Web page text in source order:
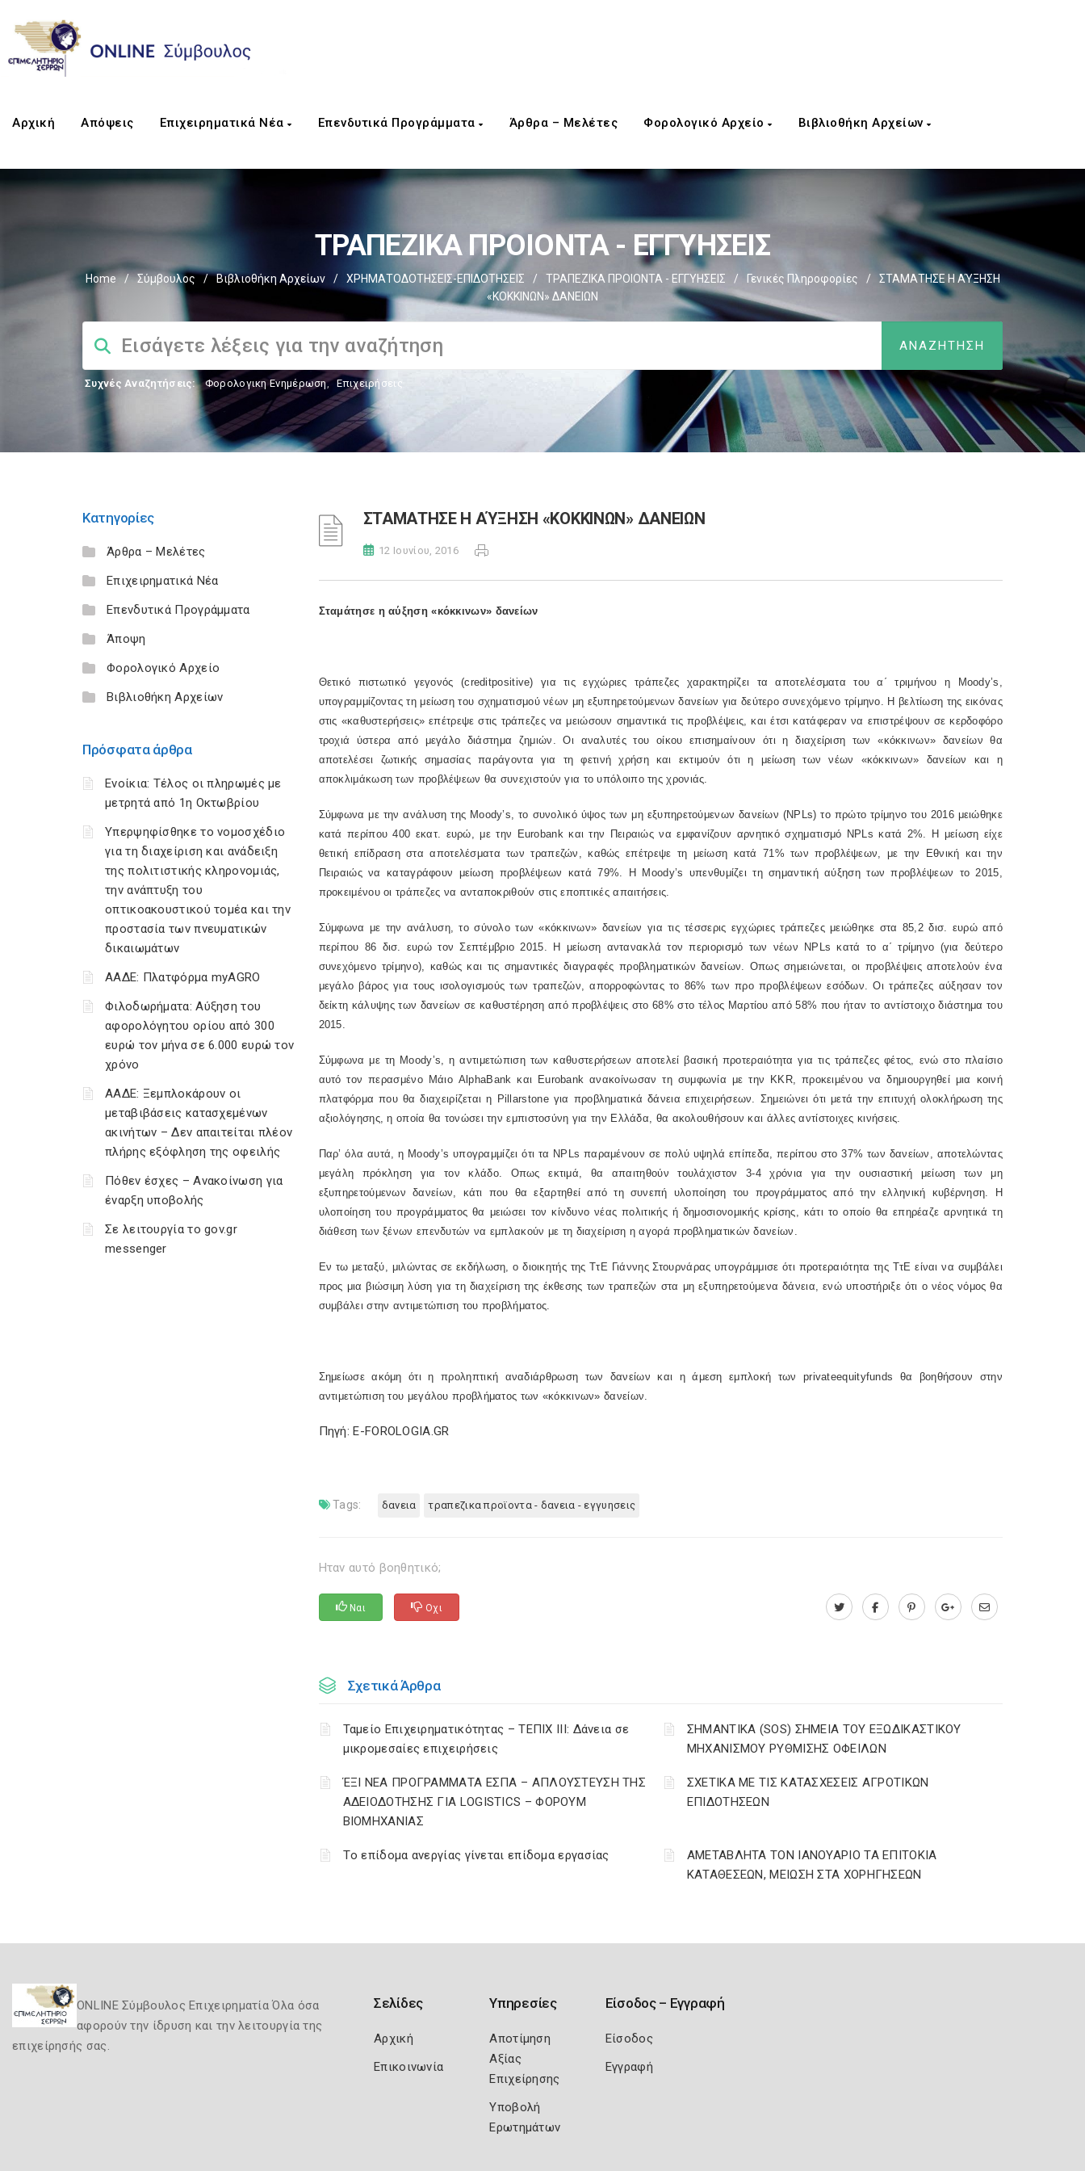
Αρχική Απόψεις Επιχειρηματικά Νέα Επενδυτικά Προγράμματα Άρθρα – Μελέτες Φορολογικό Αρχείο Βιβλιοθήκη Αρχείων
ΤΡΑΠΕΖΙΚΑ ΠΡΟΙΟΝΤΑ - ΕΓΓΥΗΣΕΙΣ
Home / Σύμβουλος / Βιβλιοθήκη Αρχείων / ΧΡΗΜΑΤΟΔΟΤΗΣΕΙΣ-ΕΠΙΔΟΤΗΣΕΙΣ / ΤΡΑΠΕΖΙΚΑ ΠΡΟΙΟΝΤΑ - ΕΓΓΥΗΣΕΙΣ / Γενικές Πληροφορίες /
ΣΤΑΜΑΤΗΣΕ Η ΑΎΞΗΣΗ
«ΚΟΚΚΙΝΩΝ» ΔΑΝΕΙΩΝ
Συχνές Αναζητήσεις: Φορολογικη Ενημέρωση, Επιχειρήσεις
Κατηγορίες
Άρθρα – Μελέτες
Επιχειρηματικά Νέα
Επενδυτικά Προγράμματα
Άποψη
Φορολογικό Αρχείο
Βιβλιοθήκη Αρχείων
Πρόσφατα άρθρα
Ενοίκια: Τέλος οι πληρωμές με
μετρητά από 1η Οκτωβρίου
Υπερψηφίσθηκε το νομοσχέδιο
για τη διαχείριση και ανάδειξη
της πολιτιστικής κληρονομιάς,
την ανάπτυξη του
οπτικοακουστικού τομέα και την
προστασία των πνευματικών
δικαιωμάτων
ΑΑΔΕ: Πλατφόρμα myAGRO
Φιλοδωρήματα: Αύξηση του
αφορολόγητου ορίου από 300
ευρώ τον μήνα σε 6.000 ευρώ τον
χρόνο
ΑΑΔΕ: Ξεμπλοκάρουν οι
μεταβιβάσεις κατασχεμένων
ακινήτων – Δεν απαιτείται πλέον
πλήρης εξόφληση της οφειλής
Πόθεν έσχες – Ανακοίνωση για
έναρξη υποβολής
Σε λειτουργία το gov.gr
messenger
ΣΤΑΜΑΤΗΣΕ Η ΑΎΞΗΣΗ «ΚΟΚΚΙΝΩΝ» ΔΑΝΕΙΩΝ
12 Ιουνίου, 2016
Σταμάτησε η αύξηση «κόκκινων» δανείων
Θετικό πιστωτικό γεγονός (creditpositive) για τις εγχώριες τράπεζες χαρακτηρίζει τα αποτελέσματα του α΄ τριμήνου η Moody’s ,
υπογραμμίζοντας τη μείωση του σχηματισμού νέων μη εξυπηρετούμενων δανείων για δεύτερο συνεχόμενο τρίμηνο. Η βελτίωση της εικόνας
στις «καθυστερήσεις» επέτρεψε στις τράπεζες να μειώσουν σημαντικά τις προβλέψεις, και έτσι κατάφεραν να επιστρέψουν σε κερδοφόρο
τροχιά ύστερα από μεγάλο διάστημα ζημιών. Οι αναλυτές του οίκου επισημαίνουν ότι η διαχείριση των «κόκκινων» δανείων θα
αποτελέσει ζωτικής σημασίας παράγοντα για τη φετινή χρήση και εκτιμούν ότι η μείωση των νέων «κόκκινων» δανείων και η
αποκλιμάκωση των προβλέψεων θα συνεχιστούν για το υπόλοιπο της χρονιάς.
Σύμφωνα με την ανάλυση της Moody’s, το συνολικό ύψος των μη εξυπηρετούμενων δανείων (NPLs) το πρώτο τρίμηνο του 2016 μειώθηκε
κατά περίπου 400 εκατ. ευρώ, με την
Eurobankκαι την Πειραιώς να εμφανίζουν αρνητικό σχηματισμό NPLs κατά 2%. Η μείωση είχε
θετική επίδραση στα αποτελέσματα των τραπεζών, καθώς επέτρεψε τη μείωση κατά 71% των προβλέψεων, με την Εθνική και την
Πειραιώς να καταγράφουν μείωση προβλέψεων κατά 79%. Η
Moody’s υπενθυμίζει τη σημαντική αύξηση των προβλέψεων το 2015,
προκειμένου οι τράπεζες να ανταποκριθούν στις εποπτικές απαιτήσεις.
Σύμφωνα με την ανάλυση, το σύνολο των «κόκκινων» δανείων για τις τέσσερις εγχώριες τράπεζες μειώθηκε στα 85,2 δισ. ευρώ από
περίπου 86 δισ. ευρώ τον Σεπτέμβριο 2015. Η μείωση αντανακλά τον περιορισμό των νέων
NPLs κατά το α΄ τρίμηνο (για δεύτερο
συνεχόμενο τρίμηνο), καθώς και τις σημαντικές διαγραφές προβληματικών δανείων. Οπως σημειώνεται, οι προβλέψεις αποτελούν ένα
μεγάλο βάρος για τους ισολογισμούς των τραπεζών, απορροφώντας το 86% των προ προβλέψεων εσόδων. Οι τράπεζες αύξησαν τον
δείκτη κάλυψης των δανείων σε καθυστέρηση από προβλέψεις στο 68% στο τέλος Μαρτίου από 58% που ήταν το αντίστοιχο διάστημα του
2015.
Σύμφωνα με τη Moody’s, η αντιμετώπιση των καθυστερήσεων αποτελεί βασική προτεραιότητα για τις τράπεζες φέτος, ενώ στο πλαίσιο
αυτό τον περασμένο Μάιο AlphaBank και Eurobank ανακοίνωσαν τη συμφωνία με την KKR, προκειμένου να δημιουργηθεί μια κοινή
πλατφόρμα που θα διαχειρίζεται η Pillarstoneγια προβληματικά δάνεια επιχειρήσεων. Σημειώνει ότι μετά την επιτυχή ολοκλήρωση της
αξιολόγησης, η οποία θα τονώσει την εμπιστοσύνη για την Ελλάδα, θα ακολουθήσουν και άλλες αντίστοιχες κινήσεις.
Παρ’ όλα αυτά, η Moody’s υπογραμμίζει ότι τα NPLs παραμένουν σε πολύ υψηλά επίπεδα, περίπου στο 37% των δανείων, αποτελώντας
μεγάλη πρόκληση για τον κλάδο. Οπως εκτιμά, θα απαιτηθούν τουλάχιστον 3-4 χρόνια για την ουσιαστική μείωση των μη
εξυπηρετούμενων δανείων, κάτι που θα εξαρτηθεί από τη συνεπή υλοποίηση του προγράμματος από την ελληνική κυβέρνηση. Η
υλοποίηση του προγράμματος θα μειώσει τον κίνδυνο νέας πολιτικής ή δημοσιονομικής κρίσης, κάτι το οποίο θα επηρέαζε αρνητικά τη
διάθεση των ξένων επενδυτών να εμπλακούν με τη διαχείριση η αγορά προβληματικών δανείων.
Εν τω μεταξύ, μιλώντας σε εκδήλωση, ο διοικητής της ΤτΕ Γιάννης Στουρνάρας υπογράμμισε ότι προτεραιότητα της ΤτΕ είναι να συμβάλει
προς μια βιώσιμη λύση για τη διαχείριση της έκθεσης των τραπεζών στα μη εξυπηρετούμενα δάνεια, ενώ υποστήριξε ότι ο νέος νόμος θα
συμβάλει στην αντιμετώπιση του προβλήματος.
Σημείωσε ακόμη ότι η προληπτική αναδιάρθρωση των δανείων και η άμεση εμπλοκή των privateequityfunds θα βοηθήσουν στην
αντιμετώπιση του μεγάλου προβλήματος των «κόκκινων» δανείων.
Πηγή: E-FOROLOGIA.GR
Tags: δανεια τραπεζικα προϊοντα - δανεια - εγγυησεις
Ηταν αυτό βοηθητικό;
Ναι Οχι
Σχετικά Άρθρα
Ταμείο Επιχειρηματικότητας – ΤΕΠΙΧ ΙΙΙ: Δάνεια σε
μικρομεσαίες επιχειρήσεις
ΣΗΜΑΝΤΙΚΑ (SOS) ΣΗΜΕΙΑ ΤΟΥ ΕΞΩΔΙΚΑΣΤΙΚΟΥ
ΜΗΧΑΝΙΣΜΟΥ ΡΥΘΜΙΣΗΣ ΟΦΕΙΛΩΝ
ΈΞΙ ΝΕΑ ΠΡΟΓΡΑΜΜΑΤΑ ΕΣΠΑ – AΠΛΟΥΣΤΕΥΣΗ ΤΗΣ
ΑΔΕΙΟΔΟΤΗΣΗΣ ΓΙΑ LOGISTICS – ΦΟΡΟΥΜ
ΒΙΟΜΗΧΑΝΙΑΣ
ΣΧΕΤΙΚΑ ΜΕ ΤΙΣ ΚΑΤΑΣΧΕΣΕΙΣ ΑΓΡΟΤΙΚΩΝ
ΕΠΙΔΟΤΗΣΕΩΝ
Tο επίδομα ανεργίας γίνεται επίδομα εργασίας
ΑΜΕΤΑΒΛΗΤΑ ΤΟΝ ΙΑΝΟΥΑΡΙΟ ΤΑ ΕΠΙΤΟΚΙΑ
ΚΑΤΑΘΕΣΕΩΝ, ΜΕΙΩΣΗ ΣΤΑ ΧΟΡΗΓΗΣΕΩΝ
ONLINE Σύμβουλος Επιχειρηματία Όλα όσα
αφορούν την ίδρυση και την λειτουργία της
επιχείρησής σας.
Σελίδες
Αρχική
Επικοινωνία
Υπηρεσίες
Αποτίμηση
Αξίας
Επιχείρησης
Υποβολή
Ερωτημάτων
Είσοδος – Εγγραφή
Είσοδος
Εγγραφή